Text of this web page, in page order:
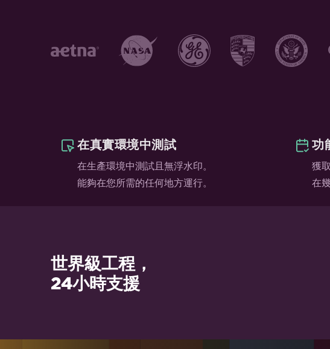
在真實環境中測試
在生產環境中測試且無浮水印。
能夠在您所需的任何地方運行。
功
獲
在
世界級工程，
24小時支援